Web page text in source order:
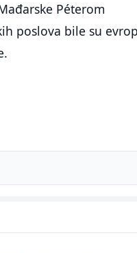
Péterom
poslova bile su